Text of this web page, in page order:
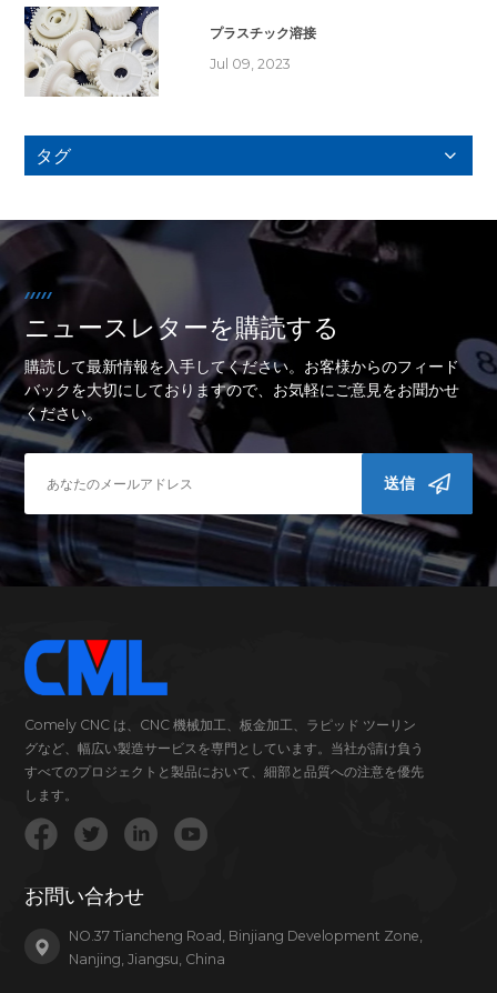
プラスチック溶接
Jul 09, 2023
タグ
ニュースレターを購読する
購読して最新情報を入手してください。お客様からのフィード
バックを大切にしておりますので、お気軽にご意見をお聞かせ
ください。
送信
Comely CNC は、CNC 機械加工、板金加工、ラピッド ツーリン
グなど、幅広い製造サービスを専門としています。当社が請け負う
すべてのプロジェクトと製品において、細部と品質への注意を優先
します。
お問い合わせ
NO.37 Tiancheng Road, Binjiang Development Zone,
Nanjing, Jiangsu, China